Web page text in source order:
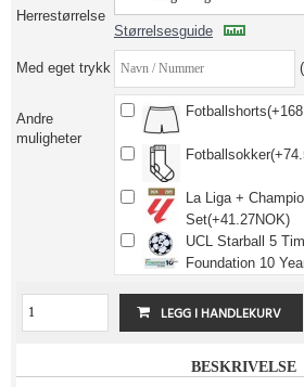
Herrestørrelse
Størrelsesguide
Med eget trykk
Andre
muligheter
La Liga +
Set(+41.27NOK)
UCL Starball 5
Foundation 10
BESKRIVELSE